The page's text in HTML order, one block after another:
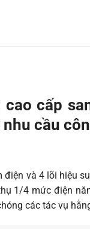
cấp
cầu
và 4 lõi hiệu
1/4 mức điện
các tác vụ